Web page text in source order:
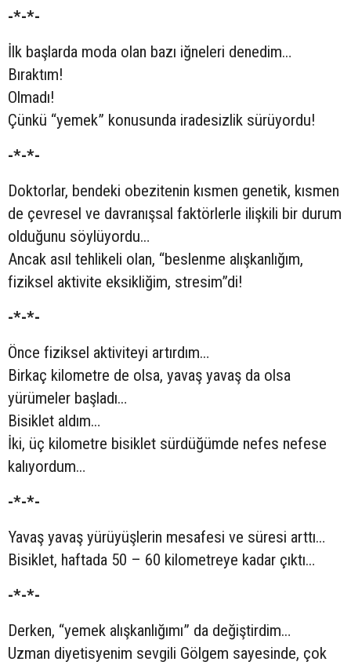
-*-*-
İlk başlarda moda olan bazı iğneleri denedim…
Bıraktım!
Olmadı!
Çünkü “yemek” konusunda iradesizlik sürüyordu!
-*-*-
Doktorlar, bendeki obezitenin kısmen genetik, kısmen
de çevresel ve davranışsal faktörlerle ilişkili bir durum
olduğunu söylüyordu…
Ancak asıl tehlikeli olan, “beslenme alışkanlığım,
fiziksel aktivite eksikliğim, stresim”di!
-*-*-
Önce fiziksel aktiviteyi artırdım…
Birkaç kilometre de olsa, yavaş yavaş da olsa
yürümeler başladı…
Bisiklet aldım…
İki, üç kilometre bisiklet sürdüğümde nefes nefese
kalıyordum…
-*-*-
Yavaş yavaş yürüyüşlerin mesafesi ve süresi arttı…
Bisiklet, haftada 50 – 60 kilometreye kadar çıktı…
-*-*-
Derken, “yemek alışkanlığımı” da değiştirdim…
Uzman diyetisyenim sevgili Gölgem sayesinde, çok